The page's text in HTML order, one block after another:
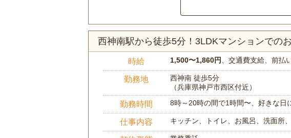
西神南駅から徒歩5分！3LDKマンションでの
時給 1,500〜1,860円 、交通費支給、前払
勤務地
西神南 徒歩5分
（兵庫県神戸市西区付近）
勤務時間 8時～20時の間で1時間〜、好きな日
仕事内容 キッチン、トイレ、お風呂、洗面所